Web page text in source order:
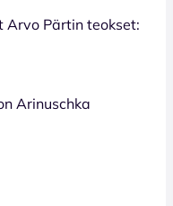
Arvo Pärtin teokset:
Arinuschka